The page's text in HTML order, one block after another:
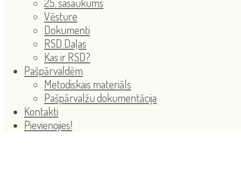
Vēsture
Dokumenti
RSD Daļas
Kas ir RSD?
Pašpārvaldēm
Metodiskais materiāls
Pašpārvalžu dokumentācija
Kontakti
Pievienojies!